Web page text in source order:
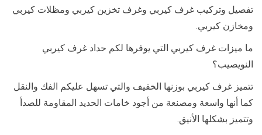
تفصيل وتركيب غرف كيربي وغرف تخزين كيربي ومظلات كيربي
ومخازن كيربي.
ما ميزات غرف كيربي التي يوفرها لكم حداد غرف كيربي
النويصيب؟
تتميز غرف كيربي بوزنها الخفيف والتي تسهل عليكم الفك والنقل
كما أنها واسعة ومصنعة من أجود خامات الحديد المقاومة للصدأ
وتتميز بشكلها الأنيق.